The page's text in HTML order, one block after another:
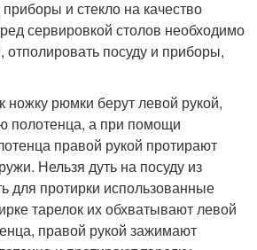
и стекло на качество
сервировкой столов необходимо
отполировать посуду и приборы,
рюмки берут левой рукой,
полотенца, а при помощи
правой рукой протирают
Нельзя дуть на посуду из
для протирки использованные
тарелок их обхватывают левой
правой рукой зажимают